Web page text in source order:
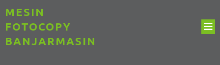
MESIN
FOTOCOPY
BANJARMASIN